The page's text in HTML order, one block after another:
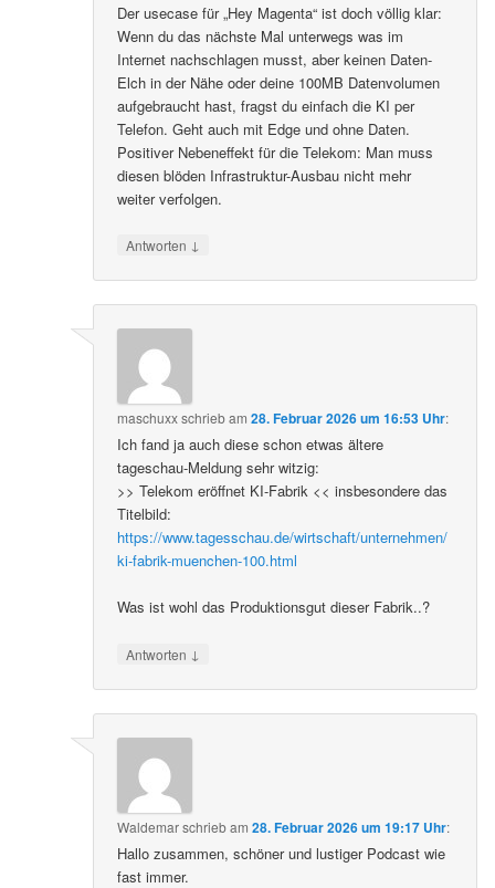
Der usecase für „Hey Magenta“ ist doch völlig klar:
Wenn du das nächste Mal unterwegs was im
Internet nachschlagen musst, aber keinen Daten-
Elch in der Nähe oder deine 100MB Datenvolumen
aufgebraucht hast, fragst du einfach die KI per
Telefon. Geht auch mit Edge und ohne Daten.
Positiver Nebeneffekt für die Telekom: Man muss
diesen blöden Infrastruktur-Ausbau nicht mehr
weiter verfolgen.
Antworten ↓
maschuxxschriebam28. Februar 2026 um 16:53 Uhr:
Ich fand ja auch diese schon etwas ältere
tageschau-Meldung sehr witzig:
>> Telekom eröffnet KI-Fabrik << insbesondere das
Titelbild:
https://www.tagesschau.de/wirtschaft/unternehmen/
ki-fabrik-muenchen-100.html
Was ist wohl das Produktionsgut dieser Fabrik..?
Antworten ↓
Waldemarschriebam28. Februar 2026 um 19:17 Uhr:
Hallo zusammen, schöner und lustiger Podcast wie
fast immer.